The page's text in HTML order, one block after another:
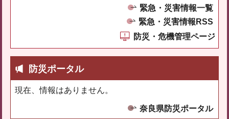
緊急・災害情報一覧
緊急・災害情報RSS
防災・危機管理ページ
防災ポータル
現在、情報はありません。
奈良県防災ポータル